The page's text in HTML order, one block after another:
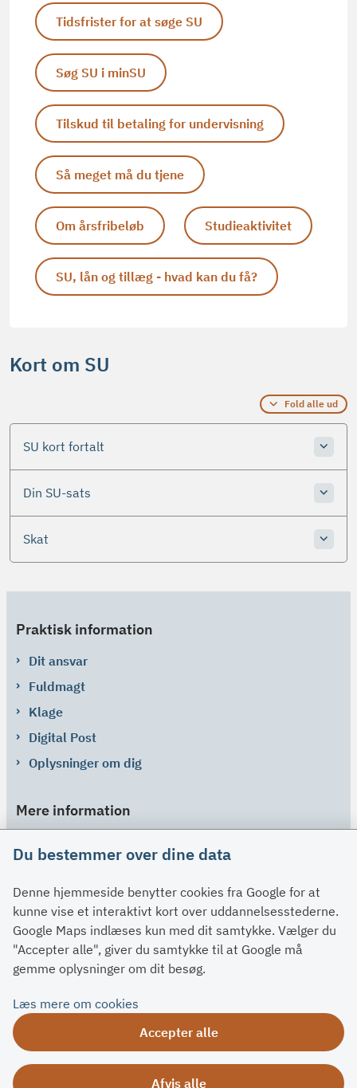
Tidsfrister for at søge SU
Søg SU i minSU
Tilskud til betaling for undervisning
Så meget må du tjene
Om årsfribeløb Studieaktivitet
SU, lån og tillæg - hvad kan du få?
Kort om SU
Fold alle ud
SU kort fortalt
Din SU-sats
Skat
Praktisk information
Dit ansvar
Fuldmagt
Klage
Digital Post
Oplysninger om dig
Mere information
Spørgsmål og svar
Kontakt
Paragraffer
Om su.dk
Du bestemmer over dine data
Denne hjemmeside benytter cookies fra Google for at
kunne vise et interaktivt kort over uddannelsesstederne.
Google Maps indlæses kun med dit samtykke. Vælger du
"Accepter alle", giver du samtykke til at Google må
gemme oplysninger om dit besøg.
Læs mere om cookies
Accepter alle
Afvis alle